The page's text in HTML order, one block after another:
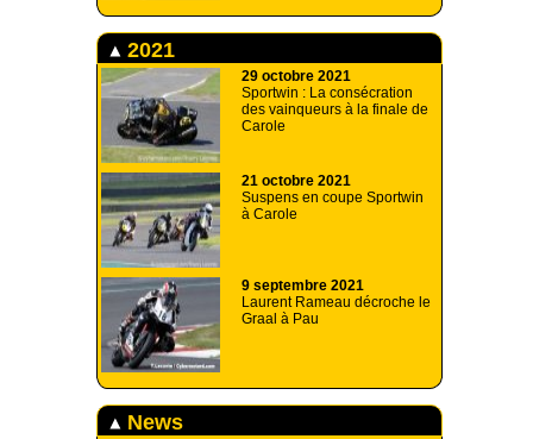
2021
29 octobre 2021
Sportwin : La consécration
des vainqueurs à la finale de
Carole
21 octobre 2021
Suspens en coupe Sportwin
à Carole
9 septembre 2021
Laurent Rameau décroche le
Graal à Pau
News